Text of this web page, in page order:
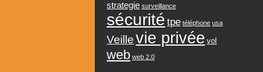
strategie surveillance
sécurité tpe téléphone usa
Veillevie privée vol
web web 2.0